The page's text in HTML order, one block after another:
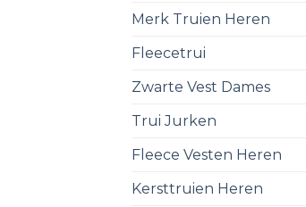
Merk Truien Heren
Fleecetrui
Zwarte Vest Dames
Trui Jurken
Fleece Vesten Heren
Kersttruien Heren